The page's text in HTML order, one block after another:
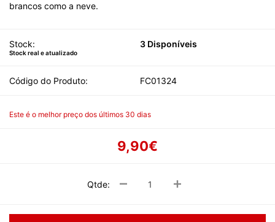
brancos como a neve.
Stock: 3 Disponíveis
Stock real e atualizado
Código do Produto: FC01324
Este é o melhor preço dos últimos 30 dias
9,90€
Qtde: